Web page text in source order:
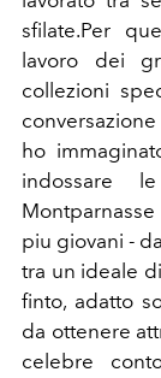
sfilate.Per
lavoro dei
collezioni
ho
indossare
piu giovani -
tra un ideale
finto, adatto
da ottenere
celebre